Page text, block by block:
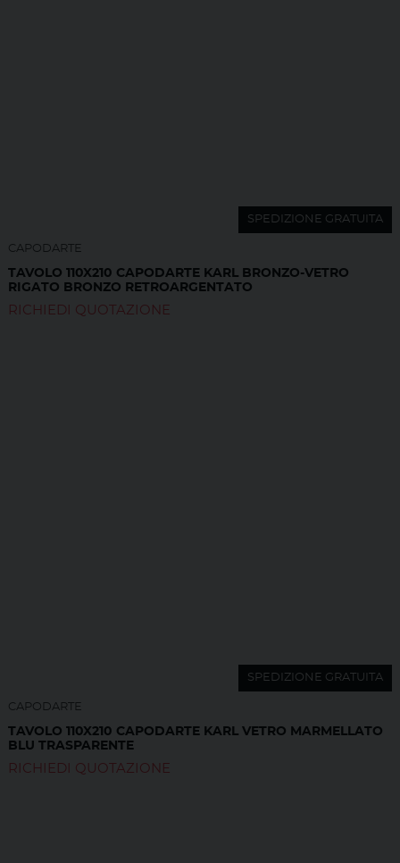
SPEDIZIONE GRATUITA
CAPODARTE
TAVOLO 110X210 CAPODARTE KARL BRONZO-VETRO
RIGATO BRONZO RETROARGENTATO
RICHIEDI QUOTAZIONE
SPEDIZIONE GRATUITA
CAPODARTE
TAVOLO 110X210 CAPODARTE KARL VETRO MARMELLATO
BLU TRASPARENTE
RICHIEDI QUOTAZIONE